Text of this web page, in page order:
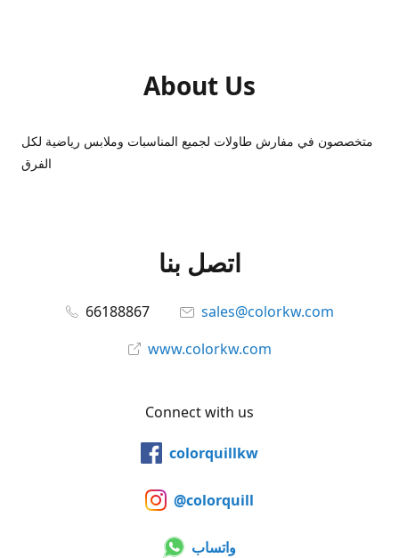
About Us
متخصصون في مفارش طاولات لجميع المناسبات وملابس رياضية لكل
الفرق
اتصل بنا
66188867
sales@colorkw.com
www.colorkw.com
Connect with us
colorquillkw
@colorquill
واتساب